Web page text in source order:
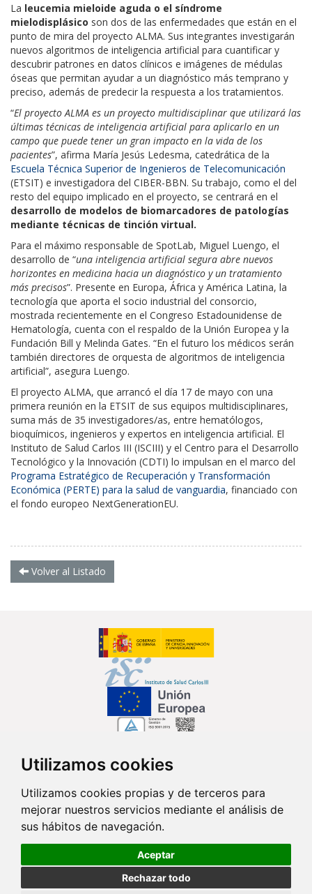
Utilizamos cookies
Utilizamos cookies propias y de terceros para
mejorar nuestros servicios mediante el análisis de
sus hábitos de navegación.
Aceptar
Rechazar todo
La leucemia mieloide aguda o el síndrome
mielodisplásico son dos de las enfermedades que están en el
punto de mira del proyecto ALMA. Sus integrantes investigarán
nuevos algoritmos de inteligencia artificial para cuantificar y
descubrir patrones en datos clínicos e imágenes de médulas
óseas que permitan ayudar a un diagnóstico más temprano y
preciso, además de predecir la respuesta a los tratamientos.
“El proyecto ALMA es un proyecto multidisciplinar que utilizará las
últimas técnicas de inteligencia artificial para aplicarlo en un
campo que puede tener un gran impacto en la vida de los
pacientes”, afirma María Jesús Ledesma, catedrática de la
Escuela Técnica Superior de Ingenieros de Telecomunicación
(ETSIT) e investigadora del CIBER-BBN. Su trabajo, como el del
resto del equipo implicado en el proyecto, se centrará en el
desarrollo de modelos de biomarcadores de patologías
mediante técnicas de tinción virtual.
Para el máximo responsable de SpotLab, Miguel Luengo, el
desarrollo de “una inteligencia artificial segura abre nuevos
horizontes en medicina hacia un diagnóstico y un tratamiento
más precisos”. Presente en Europa, África y América Latina, la
tecnología que aporta el socio industrial del consorcio,
mostrada recientemente en el Congreso Estadounidense de
Hematología, cuenta con el respaldo de la Unión Europea y la
Fundación Bill y Melinda Gates. “En el futuro los médicos serán
también directores de orquesta de algoritmos de inteligencia
artificial”, asegura Luengo.
El proyecto ALMA, que arrancó el día 17 de mayo con una
primera reunión en la ETSIT de sus equipos multidisciplinares,
suma más de 35 investigadores/as, entre hematólogos,
bioquímicos, ingenieros y expertos en inteligencia artificial. El
Instituto de Salud Carlos III (ISCIII) y el Centro para el Desarrollo
Tecnológico y la Innovación (CDTI) lo impulsan en el marco del
Programa Estratégico de Recuperación y Transformación
Económica (PERTE) para la salud de vanguardia, financiado con
el fondo europeo NextGenerationEU.
Volver al Listado
Síguenos en...
Contacto
Av. Monforte de Lemos, 3-5. Pabellón 11. Planta 0 28029 Madrid
info@ciberisciii.es